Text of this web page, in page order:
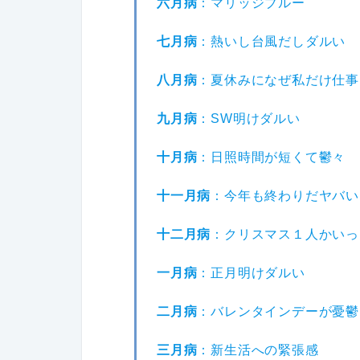
六月病 ：マリッジブルー
七月病 ：熱いし台風だしダルい
八月病 ：夏休みになぜ私だけ仕
九月病 ：SW明けダルい
十月病 ：日照時間が短くて鬱々
十一月病 ：今年も終わりだヤバい
十二月病 ：クリスマス１人かい
一月病 ：正月明けダルい
二月病 ：バレンタインデーが憂鬱
三月病 ：新生活への緊張感